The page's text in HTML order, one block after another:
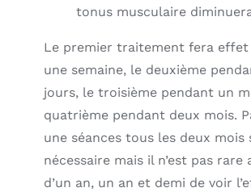
tonus musculaire
Le premier traitement fera effet
une semaine, le deuxième
jours, le troisième pendant un
quatrième pendant deux mois.
une séances tous les deux mois
nécessaire mais il n’est pas rare
d’un an, un an et demi de voir